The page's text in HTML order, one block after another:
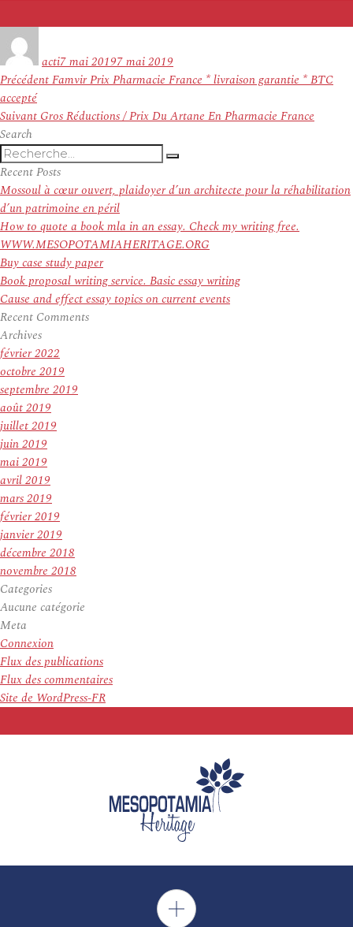
actile
7 mai 20197 mai 2019
Navigation
de
l’article
PrécédentArticle
Famvir Prix Pharmacie France * livraison garantie * BTC
accepté
Suivant Article
Gros Réductions / Prix Du Artane En Pharmacie France
Search
Recherche
pour
:
Recherche
Recent Posts
Mossoul à cœur ouvert, plaidoyer d’un architecte pour la réhabilitation
d’un patrimoine en péril
How to quote a book mla in an essay. Check my writing free.
WWW.MESOPOTAMIAHERITAGE.ORG
Buy case study paper
Book proposal writing service. Basic essay writing
Cause and effect essay topics on current events
Recent Comments
Archives
février 2022
octobre 2019
septembre 2019
août 2019
juillet 2019
juin 2019
mai 2019
avril 2019
mars 2019
février 2019
janvier 2019
décembre 2018
novembre 2018
Categories
Aucune catégorie
Meta
Connexion
Flux des publications
Flux des commentaires
Site de WordPress-FR